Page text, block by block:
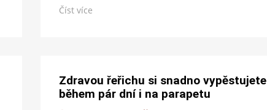
Číst více
Zdravou řeřichu si snadno vypěstujete
během pár dní i na parapetu